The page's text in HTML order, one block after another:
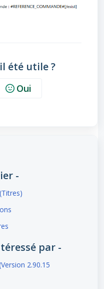
été utile ?
Oui
-
par -
2.90.15